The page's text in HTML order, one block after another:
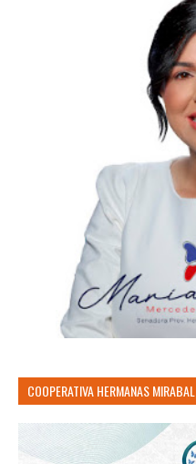
COOPERATIVA HERMANAS MIRABAL